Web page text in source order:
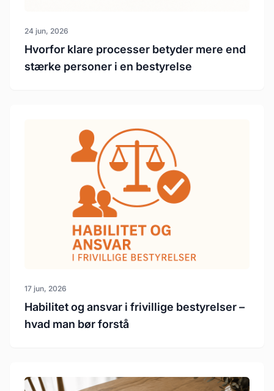
24 jun, 2026
Hvorfor klare processer betyder mere end
stærke personer i en bestyrelse
17 jun, 2026
Habilitet og ansvar i frivillige bestyrelser –
hvad man bør forstå